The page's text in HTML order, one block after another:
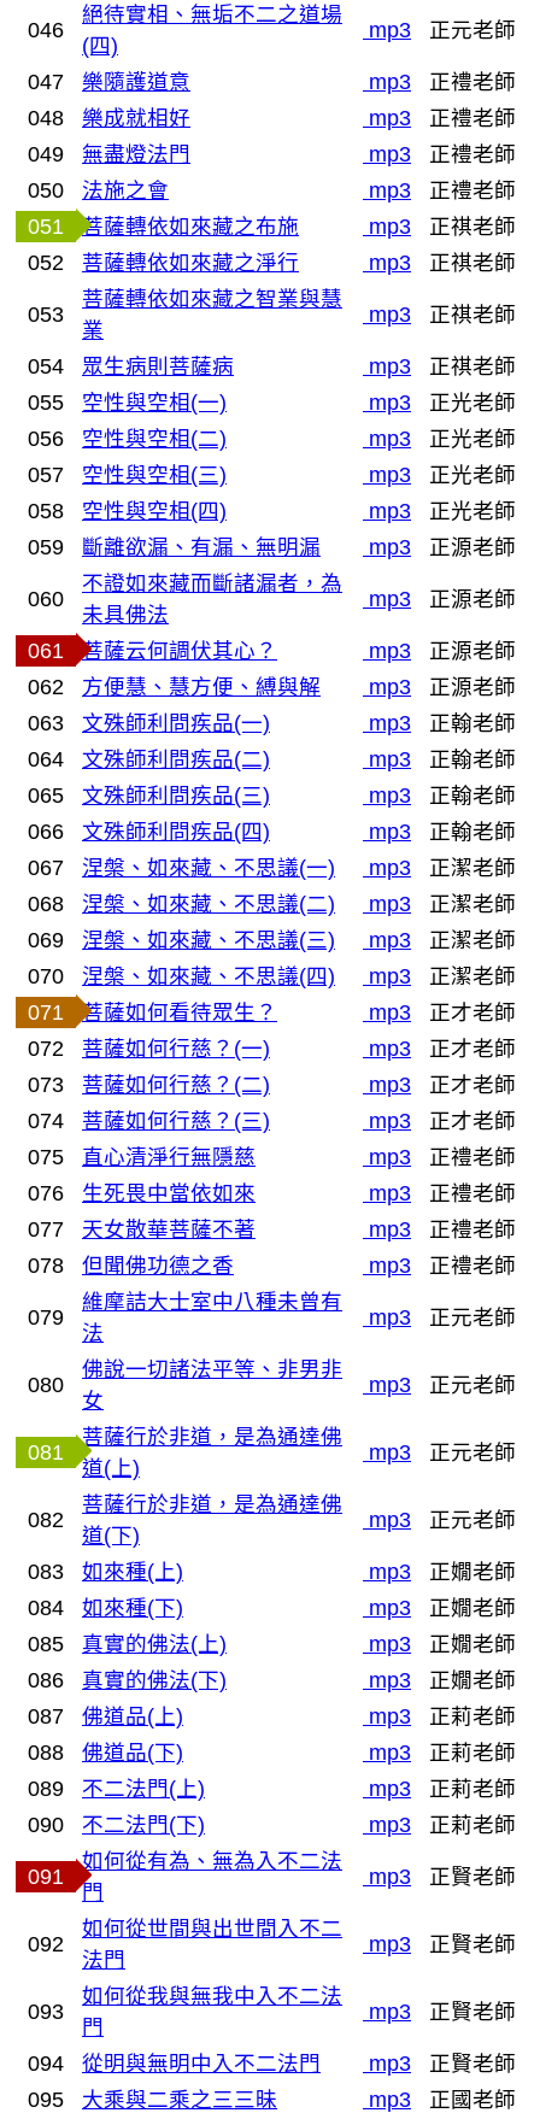
046
絕待實相、無垢不二之道場
(四)
mp3 正元老師
047 樂隨護道意 mp3
正禮老師
048
樂成就相好 mp3
正禮老師
049
無盡燈法門 mp3
正禮老師
050
法施之會 mp3
正禮老師
051
菩薩轉依如來藏之布施 mp3
正祺老師
052
菩薩轉依如來藏之淨行 mp3 正祺老師
053
菩薩轉依如來藏之智業與慧
業
mp3 正祺老師
054 眾生病則菩薩病 mp3
正祺老師
055
空性與空相(一) mp3
正光老師
056
空性與空相(二) mp3
正光老師
057
空性與空相(三) mp3
正光老師
058
空性與空相(四) mp3
正光老師
059
斷離欲漏、有漏、無明漏 mp3 正源老師
060
不證如來藏而斷諸漏者，為
未具佛法
mp3 正源老師
061 菩薩云何調伏其心？ mp3
正源老師
062
方便慧、慧方便、縛與解 mp3
正源老師
063
文殊師利問疾品(一) mp3
正翰老師
064
文殊師利問疾品(二) mp3
正翰老師
065
文殊師利問疾品(三) mp3
正翰老師
066
文殊師利問疾品(四) mp3
正翰老師
067
涅槃、如來藏、不思議(一) mp3
正潔老師
068
涅槃、如來藏、不思議(二) mp3
正潔老師
069
涅槃、如來藏、不思議(三) mp3
正潔老師
070
涅槃、如來藏、不思議(四) mp3
正潔老師
071
菩薩如何看待眾生？ mp3
正才老師
072
菩薩如何行慈？(一) mp3
正才老師
073
菩薩如何行慈？(二) mp3
正才老師
074
菩薩如何行慈？(三) mp3
正才老師
075
直心清淨行無隱慈 mp3
正禮老師
076
生死畏中當依如來 mp3
正禮老師
077
天女散華菩薩不著 mp3
正禮老師
078
但聞佛功德之香 mp3 正禮老師
079
維摩詰大士室中八種未曾有
法
mp3 正元老師
080
佛說一切諸法平等、非男非
女
mp3 正元老師
081
菩薩行於非道，是為通達佛
道(上)
mp3 正元老師
082
菩薩行於非道，是為通達佛
道(下)
mp3 正元老師
083 如來種(上) mp3
正嫺老師
084
如來種(下) mp3
正嫺老師
085
真實的佛法(上) mp3
正嫺老師
086
真實的佛法(下) mp3
正嫺老師
087
佛道品(上) mp3
正莉老師
088
佛道品(下) mp3
正莉老師
089
不二法門(上) mp3
正莉老師
090
不二法門(下) mp3 正莉老師
091
如何從有為、無為入不二法
門
mp3 正賢老師
092
如何從世間與出世間入不二
法門
mp3 正賢老師
093
如何從我與無我中入不二法
門
mp3 正賢老師
094 從明與無明中入不二法門 mp3
正賢老師
095
大乘與二乘之三三昧 mp3
正國老師